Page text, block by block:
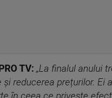
TV: „La finalul anului
și reducerea prețurilor.